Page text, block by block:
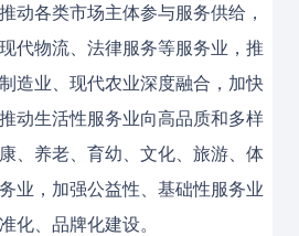
动各类市场主体参与服务供给，
代物流、法律服务等服务业，推
造业、现代农业深度融合，加快
动生活性服务业向高品质和多样
、养老、育幼、文化、旅游、体
业，加强公益性、基础性服务业
化、品牌化建设。